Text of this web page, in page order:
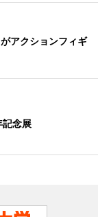
アクションフィギ
記念展